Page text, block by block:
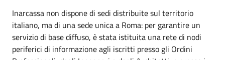
Inarcassa non dispone di sedi distribuite sul territorio
italiano, ma di una sede unica a Roma: per garantire un
servizio di base diffuso, è stata istituita una rete di nodi
periferici di informazione agli iscritti presso gli Ordini